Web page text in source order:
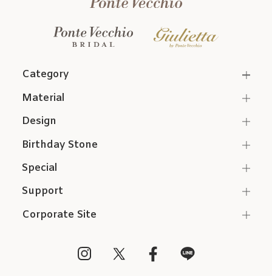
Category
Support
Corporate Site
Material
Design
Birthday Stone
Special